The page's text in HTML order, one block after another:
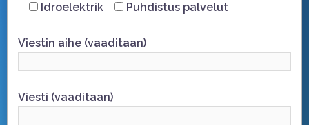
Idroelektrik
Puhdistus palvelut
Viestin aihe (vaaditaan)
Viesti (vaaditaan)